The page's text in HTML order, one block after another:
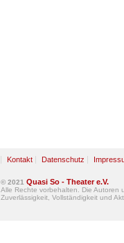
Kontakt Datenschutz
© 2021 Quasi So - Theater e.V.
Alle Rechte vorbehalten. Die Autoren
Zuverlässigkeit, Vollständigkeit und